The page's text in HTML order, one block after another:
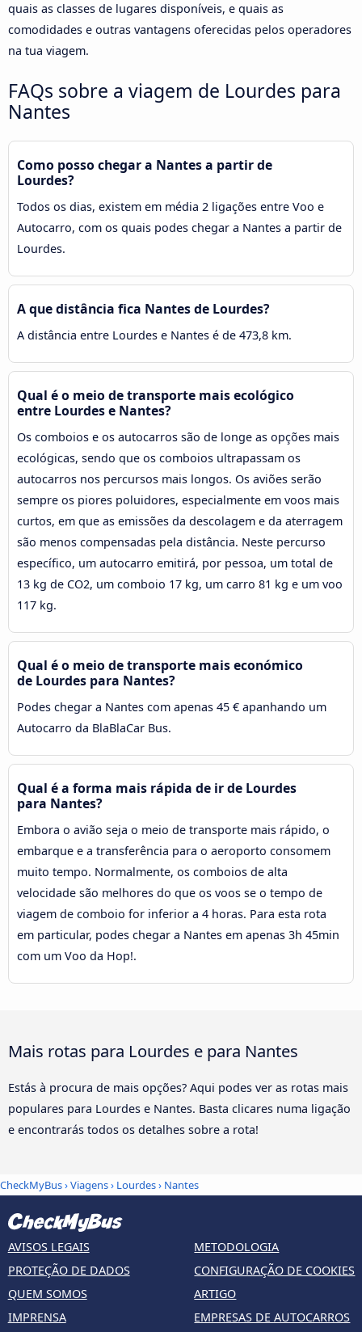
quais as classes de lugares disponíveis, e quais as
comodidades e outras vantagens oferecidas pelos operadores
na tua viagem.
FAQs sobre a viagem de Lourdes para
Nantes
Como posso chegar a Nantes a partir de
Lourdes?
Todos os dias, existem em média 2 ligações entre Voo e
Autocarro, com os quais podes chegar a Nantes a partir de
Lourdes.
A que distância fica Nantes de Lourdes?
A distância entre Lourdes e Nantes é de 473,8 km.
Qual é o meio de transporte mais ecológico
entre Lourdes e Nantes?
Os comboios e os autocarros são de longe as opções mais
ecológicas, sendo que os comboios ultrapassam os
autocarros nos percursos mais longos. Os aviões serão
sempre os piores poluidores, especialmente em voos mais
curtos, em que as emissões da descolagem e da aterragem
são menos compensadas pela distância. Neste percurso
específico, um autocarro emitirá, por pessoa, um total de
13 kg de CO2, um comboio 17 kg, um carro 81 kg e um voo
117 kg.
Qual é o meio de transporte mais económico
de Lourdes para Nantes?
Podes chegar a Nantes com apenas 45 € apanhando um
Autocarro da BlaBlaCar Bus.
Qual é a forma mais rápida de ir de Lourdes
para Nantes?
Embora o avião seja o meio de transporte mais rápido, o
embarque e a transferência para o aeroporto consomem
muito tempo. Normalmente, os comboios de alta
velocidade são melhores do que os voos se o tempo de
viagem de comboio for inferior a 4 horas. Para esta rota
em particular, podes chegar a Nantes em apenas 3h 45min
com um Voo da Hop!.
Mais rotas para Lourdes e para Nantes
Estás à procura de mais opções? Aqui podes ver as rotas mais
populares para Lourdes e Nantes. Basta clicares numa ligação
e encontrarás todos os detalhes sobre a rota!
CheckMyBus›Viagens› Lourdes› Nantes
AVISOS LEGAIS
PROTEÇÃO DE DADOS
QUEM SOMOS
IMPRENSA
METODOLOGIA
CONFIGURAÇÃO DE COOKIES
ARTIGO
EMPRESAS DE AUTOCARROS